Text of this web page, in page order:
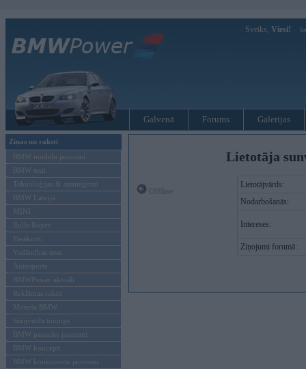
Sveiks, Viesi!
Galvenā Forums Galerijas
Ziņas un raksti
BMW modeļu jaunumi
BMW testi
Tehnoloģijas & sasniegumi
BMW Latvijā
MINI
Rolls-Royce
Pasākumi
Vadāmības tests
Autosports
BMWPower aktuāli
Reklāmas raksti
Mēneša BMW
Sērijveida tūnings
BMW pasaules jaunumi
BMW koncepti
BMW konkurentu jaunumi
Lietotāja
Lietotājvārds:
Nodarbošanās:
Intereses:
Ziņojumi forumā: